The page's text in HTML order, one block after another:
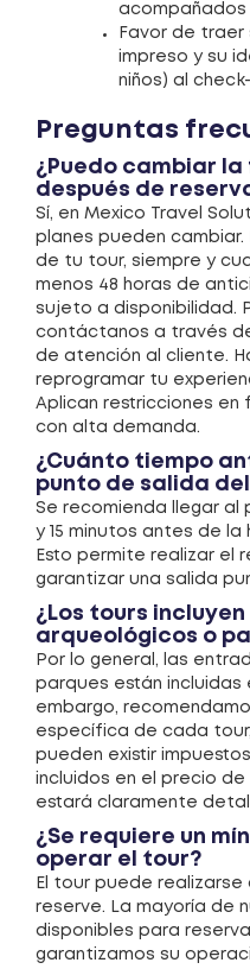
acompañados
Favor de
impreso y su
niños) al
Preguntas
¿Puedo cambiar
después de
Sí, en Mexico Travel
planes pueden
de tu tour, siempre y
menos 48 horas de
sujeto a disponibilidad.
contáctanos a través
de atención al cliente.
reprogramar tu
Aplican restricciones
con alta demanda.
¿Cuánto tiempo
punto de salida
Se recomienda llegar al
y 15 minutos antes de
Esto permite realizar el
garantizar una salida
¿Los tours
arqueológicos o
Por lo general, las
parques están incluidas
embargo,
específica de cada
pueden existir
incluidos en el precio
estará claramente
¿Se requiere un
operar el tour?
El tour puede
reserve. La mayoría de
disponibles para
garantizamos su